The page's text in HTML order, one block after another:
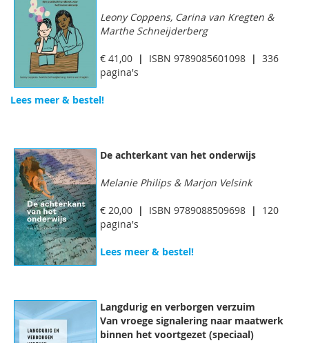
Leony Coppens, Carina van Kregten &
Marthe Schneijderberg
€ 41,00 | ISBN 9789085601098 | 336
pagina's
Lees meer & bestel!
De achterkant van het onderwijs
Melanie Philips & Marjon Velsink
€ 20,00 | ISBN 9789088509698 |
120
pagina's
Lees meer & bestel!
Langdurig en verborgen verzuim
Van vroege signalering naar maatwerk
binnen het voortgezet (speciaal)